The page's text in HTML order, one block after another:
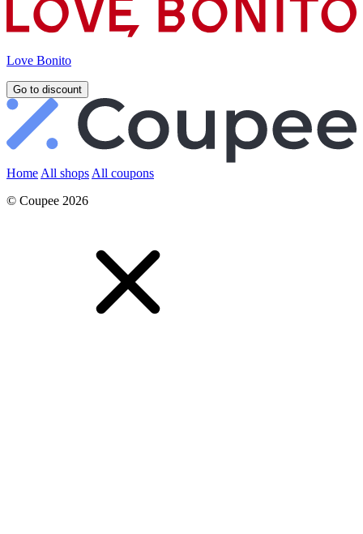
Love Bonito
Go to discount
Home All shops All coupons
© Coupee 2026